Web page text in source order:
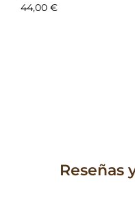
44,00€
Reseñas